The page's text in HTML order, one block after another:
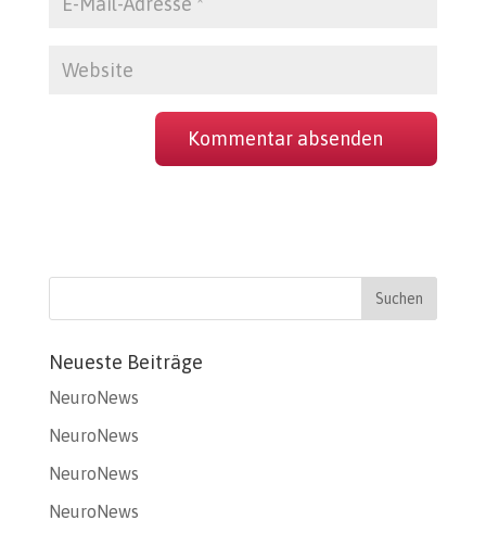
Neueste Beiträge
NeuroNews
NeuroNews
NeuroNews
NeuroNews